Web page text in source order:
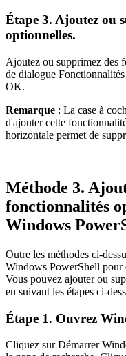
Étape 3. Ajoutez ou
optionnelles.
Ajoutez ou supprimez des
de dialogue
OK.
Remarque : La case à
d'ajouter cette
horizontale permet de
Méthode 3.
fonctionnalités
Windows
Outre les méthodes ci-
Windows PowerShell pour
Vous pouvez ajouter ou
en suivant les étapes ci-
Étape 1. Ouvrez
Cliquez sur Démarrer